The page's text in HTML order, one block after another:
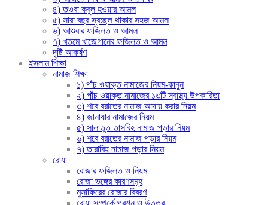
৪) তওবা কবুল হওয়ার আমল
৫) সারা বছর স্বচ্ছল থাকার সহজ আমল
৬) আশুরার ফজিলত ও আমল
৭) খতমে খাজেগানের ফজিলত ও আমল
দৃষ্টি আকর্ষণ
ইসলাম শিক্ষা
নামাজ শিক্ষা
১) পাঁচ ওয়াক্ত নামাজের নিয়ম-কানুন
২) পাঁচ ওয়াক্ত নামাজের ১৩টি স্বাস্থ্য উপকারিতা
৩) শবে বরাতের নামাজ আদায় করার নিয়ম
৪) জানাযার নামাজের নিয়ম
৫) সালাতুত তাসবিহ নামাজ পড়ার নিয়ম
৬) শবে বরাতের নামাজ পড়ার নিয়ম
৭) তারাবিহ নামাজ পড়ার নিয়ম
রোযা
রোজার ফজিলত ও নিয়ম
রোজা ভঙ্গের কারণসমূহ
মুসাফিরের রোজার বিবরণ
রোযা সম্পর্কে প্রশ্ন ও উত্তর